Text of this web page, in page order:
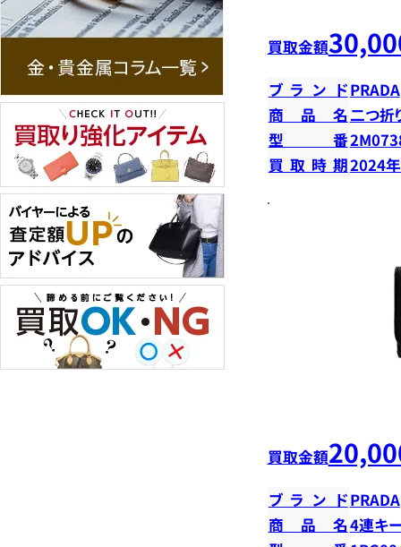
買取金額
ブランドPRADA
商品名二つ折
型番
買取時期2024
買取金額
ブランドPRADA
商品名4連キ